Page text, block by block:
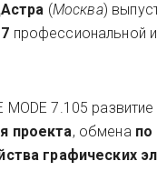
(Москва)
профессиональной
MODE 7.105
проекта, обмена по
графических